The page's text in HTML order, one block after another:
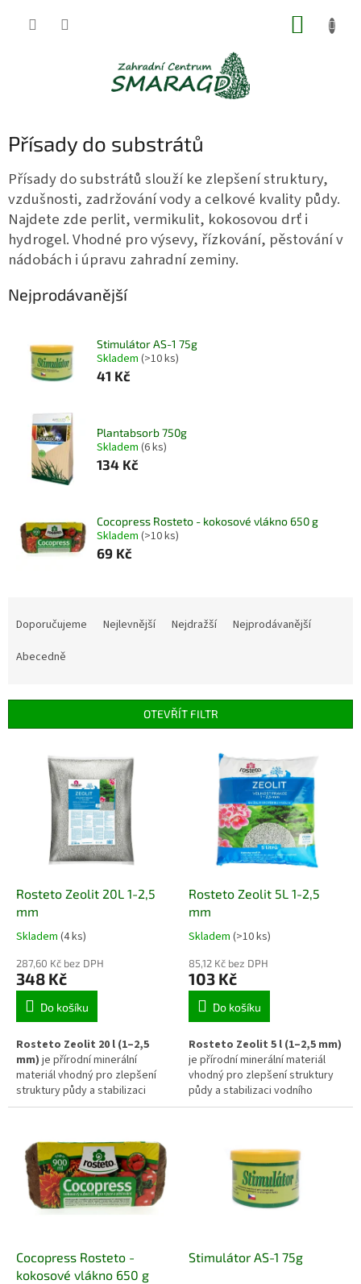
Přísady do substrátů
Přísady do substrátů slouží ke zlepšení struktury,
vzdušnosti, zadržování vody a celkové kvality půdy.
Najdete zde perlit, vermikulit, kokosovou drť i
hydrogel. Vhodné pro výsevy, řízkování, pěstování v
nádobách i úpravu zahradní zeminy.
Nejprodávanější
Stimulátor AS-1 75g
Skladem (>10 ks)
41 Kč
Plantabsorb 750g
Skladem (6 ks)
134 Kč
Cocopress Rosteto - kokosové vlákno 650 g
Skladem (>10 ks)
69 Kč
r
Doporučujeme Nejlevnější Nejdražší
Nejprodávanější
Abecedně
OTEVŘÍT FILTR
Rosteto Zeolit 20L 1-2,5
mm
Skladem (4 ks)
287,60 Kč bez DPH
348 Kč
Do košíku
Rosteto Zeolit 20 l (1–2,5
mm) je přírodní minerální
materiál vhodný pro zlepšení
struktury půdy a stabilizaci
vodního režimu. Díky své
postupně je uvolňovat ke
kořenům rostlin. Vhodný je pro
přimíchání do substrátu,
výsadby i dlouhodobé zlepšení
půdních podmínek.
Rosteto Zeolit 5L 1-2,5
mm
Skladem (>10 ks)
85,12 Kč bez DPH
103 Kč
Do košíku
Rosteto Zeolit 5 l (1–2,5 mm)
je přírodní minerální materiál
vhodný pro zlepšení struktury
půdy a stabilizaci vodního
režimu. Díky své pórovité
uvolňovat ke kořenům rostlin.
Uplatní se při výsadbě,
přimíchání do substrátu i při
dlouhodobé péči o půdu.
Cocopress Rosteto -
kokosové vlákno 650 g
Stimulátor AS-1 75g